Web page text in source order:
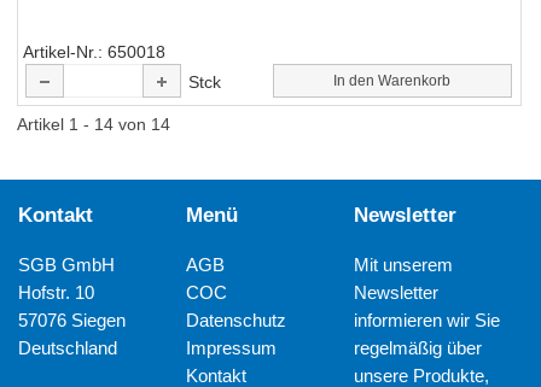
Artikel-Nr.
650018
Stck
In den Warenkorb
Artikel 1 - 14 von 14
Kontakt
SGB GmbH
Hofstr. 10
57076 Siegen
Deutschland
Menü
AGB
COC
Datenschutz
Impressum
Kontakt
Newsletter
Mit unserem
Newsletter
informieren wir Sie
regelmäßig über
unsere Produkte,